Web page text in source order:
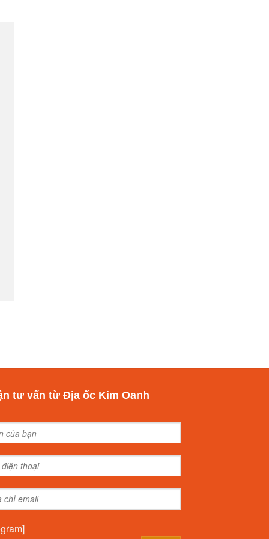
tư vấn từ Địa ốc Kim Oanh